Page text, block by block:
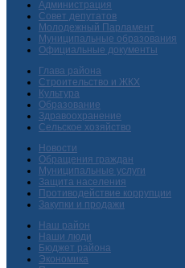
Администрация
Совет депутатов
Молодежный Парламент
Муниципальные образования
Официальные документы
Глава района
Строительство и ЖКХ
Культура
Образование
Здравоохранение
Сельское хозяйство
Новости
Обращения граждан
Муниципальные услуги
Защита населения
Противодействие коррупции
Закупки и продажи
Наш район
Наши люди
Бюджет района
Экономика